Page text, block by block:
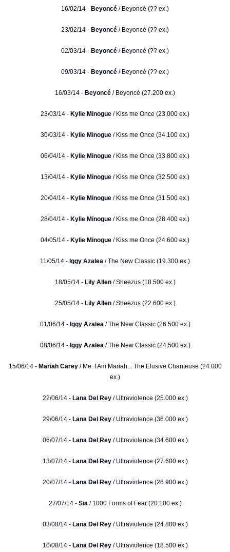
16/02/14 - Beyoncé / Beyoncé (?? ex.)
23/02/14 - Beyoncé / Beyoncé (?? ex.)
02/03/14 - Beyoncé / Beyoncé (?? ex.)
09/03/14 - Beyoncé / Beyoncé (?? ex.)
16/03/14 - Beyoncé / Beyoncé (27.200 ex.)
23/03/14 - Kylie Minogue / Kiss me Once (23.000 ex.)
30/03/14 - Kylie Minogue / Kiss me Once (34.100 ex.)
06/04/14 - Kylie Minogue / Kiss me Once (33.800 ex.)
13/04/14 - Kylie Minogue / Kiss me Once (32.500 ex.)
20/04/14 - Kylie Minogue / Kiss me Once (31.500 ex.)
28/04/14 - Kylie Minogue / Kiss me Once (28.400 ex.)
04/05/14 - Kylie Minogue / Kiss me Once (24.600 ex.)
11/05/14 - Iggy Azalea / The New Classic (19.300 ex.)
18/05/14 - Lily Allen/ Sheezus (18.500 ex.)
25/05/14 - Lily Allen/ Sheezus (22.600 ex.)
01/06/14 - Iggy Azalea/ The New Classic (26.500 ex.)
08/06/14 - Iggy Azalea/ The New Classic (24.500 ex.)
15/06/14 - Mariah Carey/ Me. I Am Mariah... The Elusive Chanteuse (24.000
ex.)
22/06/14 - Lana Del Rey/ Ultraviolence (25.000 ex.)
29/06/14 - Lana Del Rey / Ultraviolence (36.000 ex.)
06/07/14 - Lana Del Rey/ Ultraviolence (34.600 ex.)
13/07/14 -Lana Del Rey / Ultraviolence (27.600 ex.)
20/07/14 -Lana Del Rey/ Ultraviolence (26.900 ex.)
27/07/14 - Sia / 1000 Forms of Fear (20.100 ex.)
03/08/14 - Lana Del Rey / Ultraviolence (24.800 ex.)
10/08/14 - Lana Del Rey/ Ultraviolence (18.500 ex.)